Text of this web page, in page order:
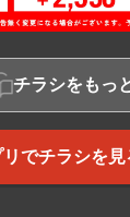
チラシをもっ
リでチラシを見